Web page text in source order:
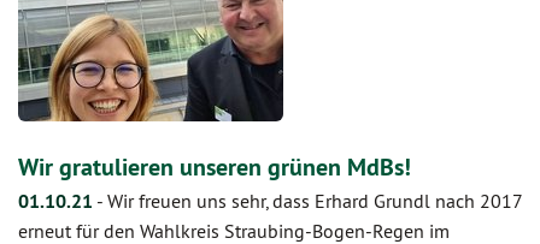
Wir gratulieren unseren grünen MdBs!
01.10.21 - Wir freuen uns sehr, dass Erhard Grundl nach 2017
erneut für den Wahlkreis Straubing-Bogen-Regen im